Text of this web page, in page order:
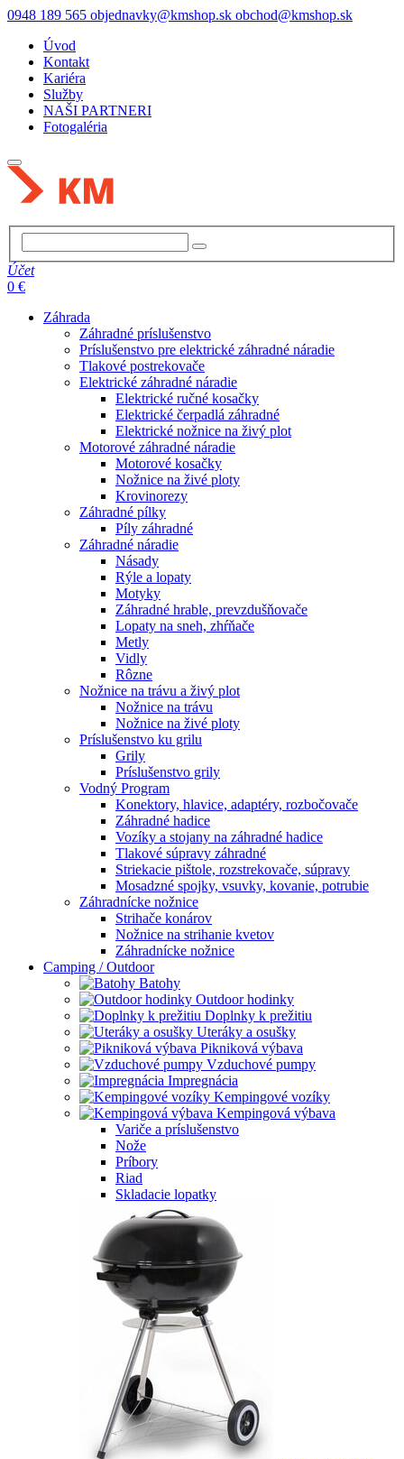
0948 189 565 objednavky@kmshop.sk obchod@kmshop.sk
Úvod
Kontakt
Kariéra
Služby
NAŠI PARTNERI
Fotogaléria
Účet
0 €
Záhrada
Záhradné príslušenstvo
Príslušenstvo pre elektrické záhradné náradie
Tlakové postrekovače
Elektrické záhradné náradie
Elektrické ručné kosačky
Elektrické čerpadlá záhradné
Elektrické nožnice na živý plot
Motorové záhradné náradie
Motorové kosačky
Nožnice na živé ploty
Krovinorezy
Záhradné pílky
Píly záhradné
Záhradné náradie
Násady
Rýle a lopaty
Motyky
Záhradné hrable, prevzdušňovače
Lopaty na sneh, zhŕňače
Metly
Vidly
Rôzne
Nožnice na trávu a živý plot
Nožnice na trávu
Nožnice na živé ploty
Príslušenstvo ku grilu
Grily
Príslušenstvo grily
Vodný Program
Konektory, hlavice, adaptéry, rozbočovače
Záhradné hadice
Vozíky a stojany na záhradné hadice
Tlakové súpravy záhradné
Striekacie pištole, rozstrekovače, súpravy
Mosadzné spojky, vsuvky, kovanie, potrubie
Záhradnícke nožnice
Strihače konárov
Nožnice na strihanie kvetov
Záhradnícke nožnice
Camping / Outdoor
Batohy
Outdoor hodinky
Doplnky k prežitiu
Uteráky a osušky
Pikniková výbava
Vzduchové pumpy
Impregnácia
Kempingové vozíky
Kempingová výbava
Variče a príslušenstvo
Nože
Príbory
Riad
Skladacie lopatky